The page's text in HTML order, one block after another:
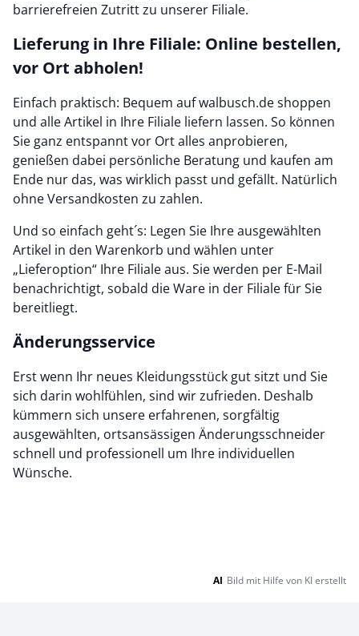
barrierefreien Zutritt zu unserer Filiale.
Lieferung in Ihre Filiale: Online bestellen,
vor Ort abholen!
Einfach praktisch: Bequem auf walbusch.de shoppen
und alle Artikel in Ihre Filiale liefern lassen. So können
Sie ganz entspannt vor Ort alles anprobieren,
genießen dabei persönliche Beratung und kaufen am
Ende nur das, was wirklich passt und gefällt. Natürlich
ohne Versandkosten zu zahlen.
Und so einfach geht´s: Legen Sie Ihre ausgewählten
Artikel in den Warenkorb und wählen unter
„Lieferoption“ Ihre Filiale aus. Sie werden per E-Mail
benachrichtigt, sobald die Ware in der Filiale für Sie
bereitliegt.
Änderungsservice
Erst wenn Ihr neues Kleidungsstück gut sitzt und Sie
sich darin wohlfühlen, sind wir zufrieden. Deshalb
kümmern sich unsere erfahrenen, sorgfältig
ausgewählten, ortsansässigen Änderungsschneider
schnell und professionell um Ihre individuellen
Wünsche.
AI Bild mit Hilfe von KI erstellt